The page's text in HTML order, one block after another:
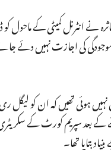
انٹرنل کمیٹی کے ماحول
کی اجازت نہیں
نہیں ہوئی تھیں کہ ان کو
کے بعد سپریم کورٹ کے
بتایا تھا۔